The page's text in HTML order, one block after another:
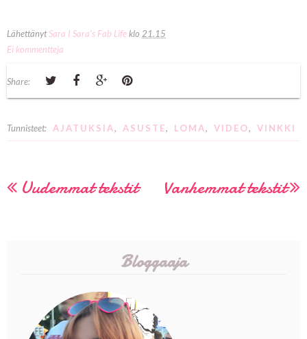
LähettänytSara I Sara's Fab Lifeklo 21.15
Ei kommentteja
Share:
Tunnisteet: AJATUKSIA, ASUSTE, LOMA, VIDEO, VINKKI
Uudemmat tekstit Vanhemmat tekstit
Bloggaaja